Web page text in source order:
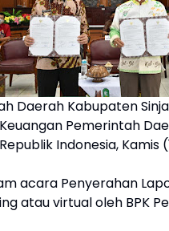
Daerah Kabupaten
Pemerintah
Indonesia, Kamis
acara Penyerahan
atau virtual oleh BPK